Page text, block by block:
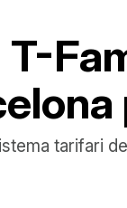
T-
tarifari